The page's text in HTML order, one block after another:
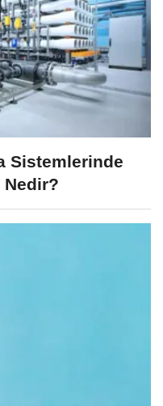
Sistemlerinde
Nedir?